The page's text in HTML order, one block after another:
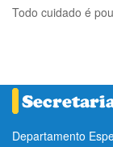
Todo cuidado é
Departamento